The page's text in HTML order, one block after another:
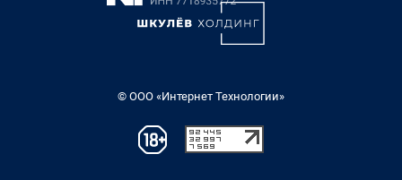
© ООО «Интернет Технологии»